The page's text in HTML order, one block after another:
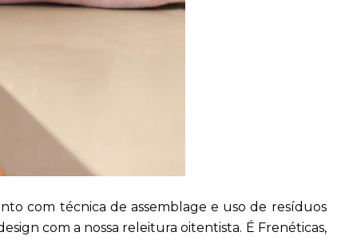
com técnica de assemblage e uso de resíduos
com a nossa releitura oitentista. É Frenéticas,